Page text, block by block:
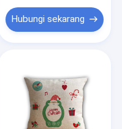
Hubungi sekarang